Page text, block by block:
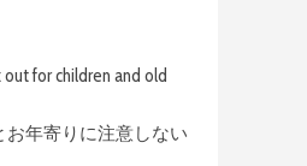
for children and old
お年寄りに注意しない